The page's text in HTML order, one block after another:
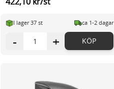
I lager 37 st ca 1-2 dagar
- + KÖP